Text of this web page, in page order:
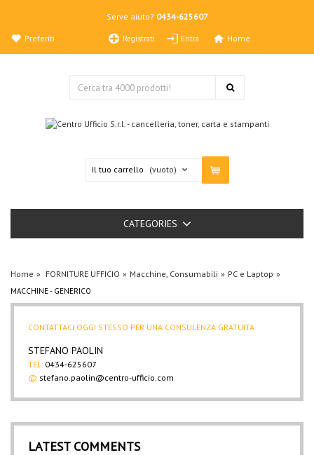
Serve aiuto? 0434-625607
Registrati Entra
Preferiti Home
Il tuo carrello (vuoto)
CATEGORIES
Home FORNITURE UFFICIO Macchine, Consumabili PC e Laptop
MACCHINE - GENERICO
CONTATTACI OGGI STESSO PER UNA CONSULENZA GRATUITA
STEFANO PAOLIN
TEL.
0434-625607
@ stefano.paolin@centro-ufficio.com
LATEST COMMENTS